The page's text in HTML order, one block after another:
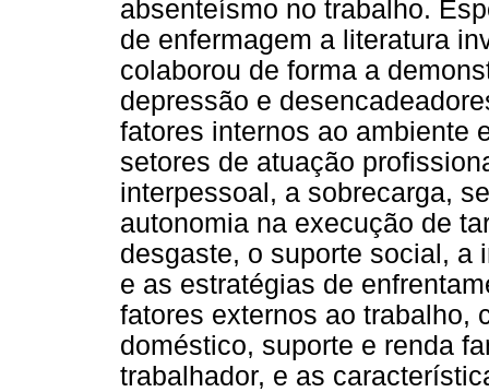
absenteísmo no trabalho.
de enfermagem a literatura
colaborou de forma a
depressão e
fatores internos ao ambiente
setores de atuação
interpessoal, a sobrecarga,
autonomia na execução de
desgaste, o suporte social, a
e as estratégias de
fatores externos ao trabalho,
doméstico, suporte e renda
trabalhador, e as